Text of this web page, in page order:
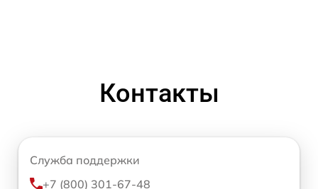
Контакты
Служба поддержки
+7 (800) 301-67-48